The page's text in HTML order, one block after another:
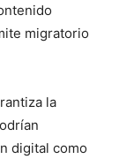
migratorio
la
digital como